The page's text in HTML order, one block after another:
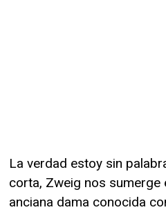
La verdad estoy sin
corta, Zweig nos sumerge
anciana dama conocida